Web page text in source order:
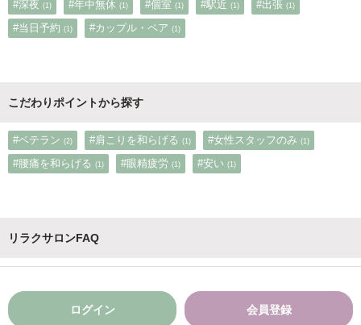
#深夜 (1) #年中無休 (1) #個室 (1) #駅近 (1) #出張 (1)
#当日予約 (1) #カップル・ペア (1)
こだわりポイントから探す
#ベテラン (2) #肩こりを和らげる (1) #女性スタッフのみ (1)
#腰痛を和らげる (1) #眼精疲労 (1) #安い (1)
リラクサロンFAQ
ログイン 会員登録